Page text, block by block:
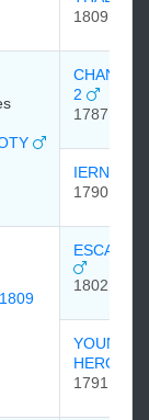
1809
2
1787
IERNE
1790
ESCAPE
1802
YOUNG
HEROINE
1791